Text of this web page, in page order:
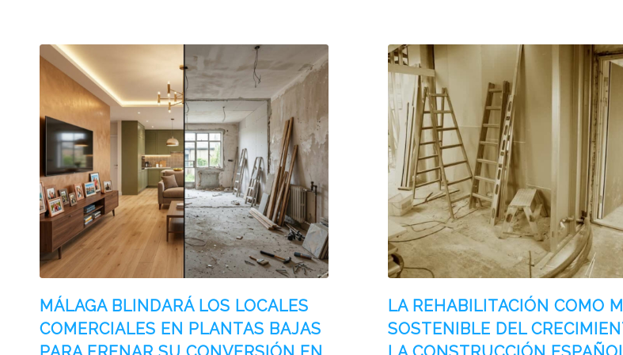
MÁLAGA BLINDARÁ LOS LOCALES
COMERCIALES EN PLANTAS BAJAS
LA REHABILITACIÓN COMO
SOSTENIBLE DEL